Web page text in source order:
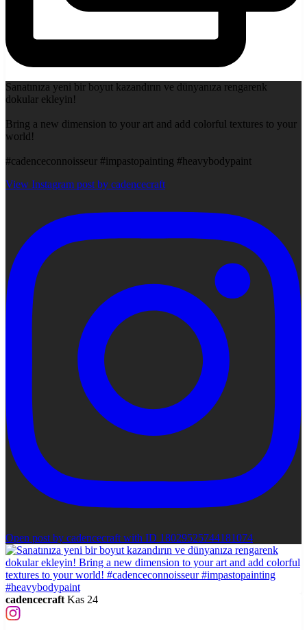
Sanatınıza yeni bir boyut kazandırın ve dünyanıza rengarenk
dokular ekleyin!
Bring a new dimension to your art and add colorful textures to your
world!
#cadenceconnoisseur #impastopainting #heavybodypaint
View Instagram post by cadencecraft
Open post by cadencecraft with ID 18029525744181074
cadencecraft Kas 24